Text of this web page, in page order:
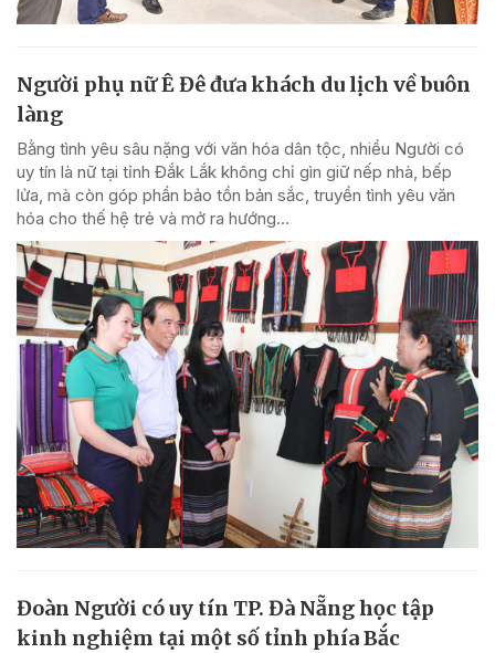
Người phụ nữ Ê Đê đưa khách du lịch về buôn
làng
Bằng tình yêu sâu nặng với văn hóa dân tộc, nhiều Người có
uy tín là nữ tại tỉnh Đắk Lắk không chỉ gìn giữ nếp nhà, bếp
lửa, mà còn góp phần bảo tồn bản sắc, truyền tình yêu văn
hóa cho thế hệ trẻ và mở ra hướng...
Đoàn Người có uy tín TP. Đà Nẵng học tập
kinh nghiệm tại một số tỉnh phía Bắc